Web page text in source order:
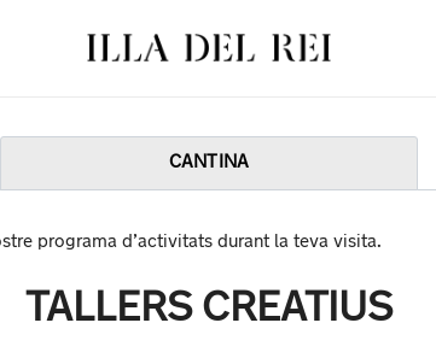
CANTINA
programa d’activitats durant la teva visita.
TALLERS CREATIUS